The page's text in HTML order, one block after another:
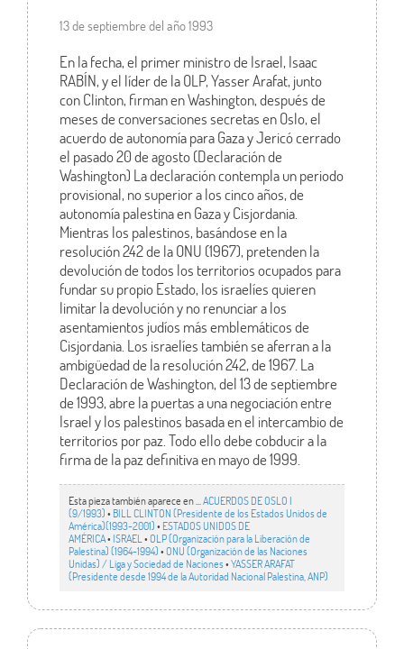
13 de septiembre del año 1993
En la fecha, el primer ministro de Israel, Isaac
RABÍN, y el líder de la OLP, Yasser Arafat, junto
con Clinton, firman en Washington, después de
meses de conversaciones secretas en Oslo, el
acuerdo de autonomía para Gaza y Jericó cerrado
el pasado 20 de agosto (Declaración de
Washington) La declaración contempla un periodo
provisional, no superior a los cinco años, de
autonomía palestina en Gaza y Cisjordania.
Mientras los palestinos, basándose en la
resolución 242 de la ONU (1967), pretenden la
devolución de todos los territorios ocupados para
fundar su propio Estado, los israelíes quieren
limitar la devolución y no renunciar a los
asentamientos judíos más emblemáticos de
Cisjordania. Los israelíes también se aferran a la
ambigüedad de la resolución 242, de 1967. La
Declaración de Washington, del 13 de septiembre
de 1993, abre la puertas a una negociación entre
Israel y los palestinos basada en el intercambio de
territorios por paz. Todo ello debe cobducir a la
firma de la paz definitiva en mayo de 1999.
Esta pieza también aparece en ... ACUERDOS DE OSLO I
(9/1993)• BILL CLINTON (Presidente de los Estados Unidos de
América)(1993-2001)• ESTADOS UNIDOS DE
AMÉRICA• ISRAEL •OLP (Organización para la Liberación de
Palestina) (1964-1994)•ONU (Organización de las Naciones
Unidas) / Liga y Sociedad de Naciones•YASSER ARAFAT
(Presidente desde 1994 de la Autoridad Nacional Palestina, ANP)